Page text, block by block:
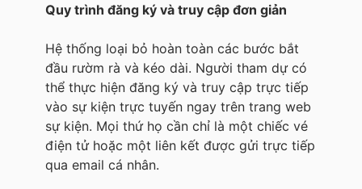
Quy trình đăng ký và truy cập đơn giản
Hệ thống loại bỏ hoàn toàn các bước bắt
đầu rườm rà và kéo dài. Người tham dự có
thể thực hiện đăng ký và truy cập trực tiếp
vào sự kiện trực tuyến ngay trên trang web
sự kiện. Mọi thứ họ cần chỉ là một chiếc vé
điện tử hoặc một liên kết được gửi trực tiếp
qua email cá nhân.